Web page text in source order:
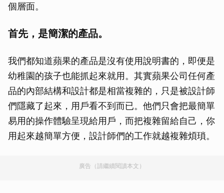
個層面。
首先，是簡潔的產品。
我們都知道蘋果的產品是沒有使用說明書的，即便是
幼稚園的孩子也能抓起來就用。其實蘋果公司任何產
品的內部結構和設計都是相當複雜的，只是被設計師
們隱藏了起來，用戶看不到而已。他們只會把最簡單
易用的操作體驗呈現給用戶，而把複雜留給自己，你
用起來越簡單方便，設計師們的工作就越複雜煩瑣。
廣告（請繼續閱讀本文）